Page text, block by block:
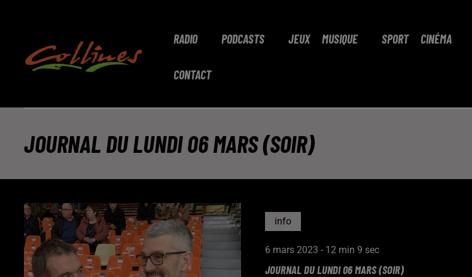
RADIO PODCASTS JEUX MUSIQUE SPORT CINÉMA
CONTACT
JOURNAL DU LUNDI 06 MARS (SOIR)
info
6 mars 2023 - 12 min 9 sec
JOURNAL DU LUNDI 06 MARS (SOIR)